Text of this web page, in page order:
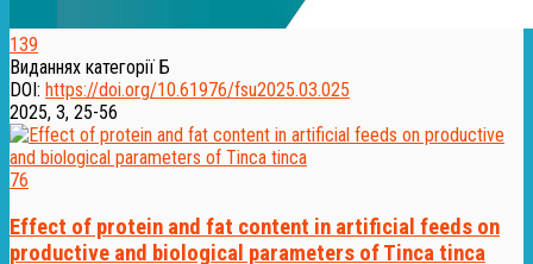
139
Виданнях категорії Б
DOI: https://doi.org/10.61976/fsu2025.03.025
2025, 3, 25-56
76
Effect of protein and fat content in artificial feeds on
productive and biological parameters of Tinca tinca